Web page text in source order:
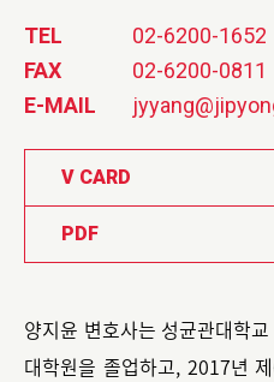
TEL
02-6200-1652
FAX
02-6200-0811
E-MAIL
V CARD
PDF
양지윤 변호사는 성균관대학
대학원을 졸업하고, 2017년